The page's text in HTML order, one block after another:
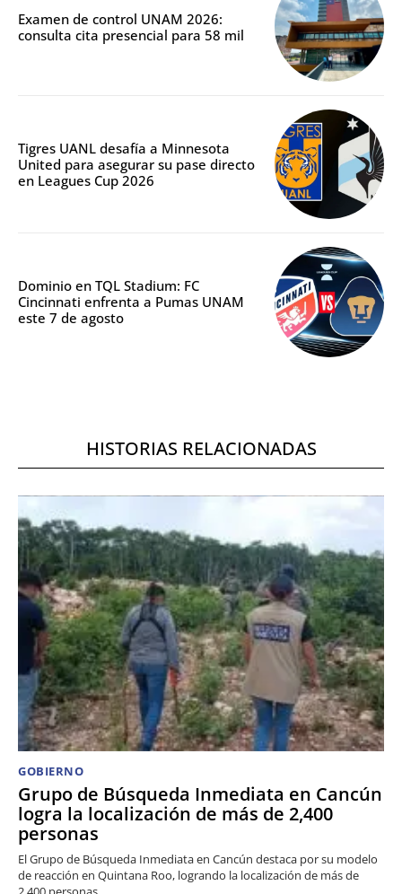
Examen de control UNAM 2026:
consulta cita presencial para 58 mil
Tigres UANL desafía a Minnesota
United para asegurar su pase directo
en Leagues Cup 2026
Dominio en TQL Stadium: FC
Cincinnati enfrenta a Pumas UNAM
este 7 de agosto
HISTORIAS RELACIONADAS
GOBIERNO
Grupo de Búsqueda Inmediata en Cancún
logra la localización de más de 2,400
personas
El Grupo de Búsqueda Inmediata en Cancún destaca por su modelo
de reacción en Quintana Roo, logrando la localización de más de